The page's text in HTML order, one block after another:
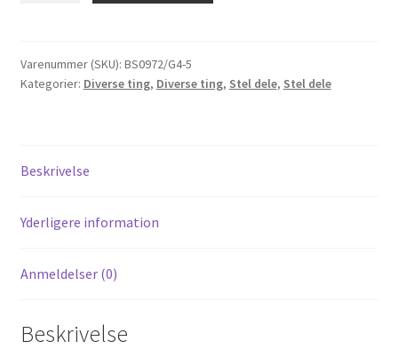
Dax
Og
Varenummer (SKU): BS0972/G4-5
Kategorier: Diverse ting, Diverse ting, Stel dele, Stel dele
Beskrivelse
Yderligere information
Anmeldelser (0)
Beskrivelse